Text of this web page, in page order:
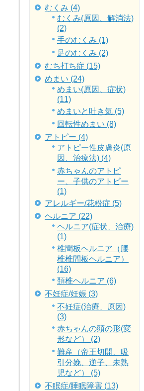
むくみ (4)
むくみ(原因、解消法)
(2)
手のむくみ (1)
足のむくみ (2)
むち打ち症 (15)
めまい (24)
めまい(原因、症状)
(11)
めまいと吐き気 (5)
回転性めまい (8)
アトピー (4)
アトピー性皮膚炎(原
因、治療法) (4)
赤ちゃんのアトピ
ー、子供のアトピー
(1)
アレルギー/花粉症 (5)
ヘルニア (22)
ヘルニア(症状、治療)
(1)
椎間板ヘルニア（腰
椎椎間板ヘルニア）
(16)
頚椎ヘルニア (6)
不妊症/妊娠 (3)
不妊症(治療、原因)
(3)
赤ちゃんの頭の形(変
形など） (2)
難産（帝王切開、吸
引分娩、逆子、未熟
児など） (5)
不眠症/睡眠障害 (13)